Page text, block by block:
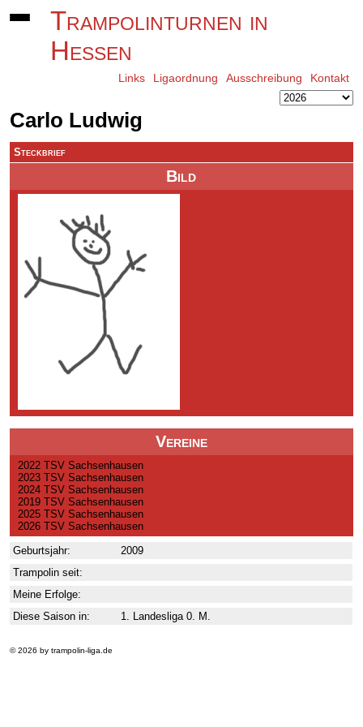
Trampolinturnen in
Hessen
Links Ligaordnung Ausschreibung Kontakt
Carlo Ludwig
Bild
Vereine
2022 TSV Sachsenhausen
2023 TSV Sachsenhausen
2024 TSV Sachsenhausen
2019 TSV Sachsenhausen
2025 TSV Sachsenhausen
2026 TSV Sachsenhausen
Steckbrief
Geburtsjahr:
2009
Trampolin seit:
Meine Erfolge:
Diese Saison in:
1. Landesliga 0. M.
© 2026 by trampolin-liga.de